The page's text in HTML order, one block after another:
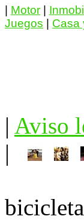
Motor
Juegos
Casa
| Aviso
|